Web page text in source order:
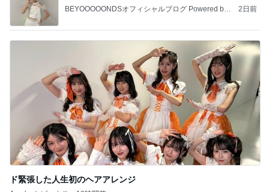
BEYOOOOONDSオフィシャルブログ Powered by
2日前
ド緊張した人生初のヘアアレンジ